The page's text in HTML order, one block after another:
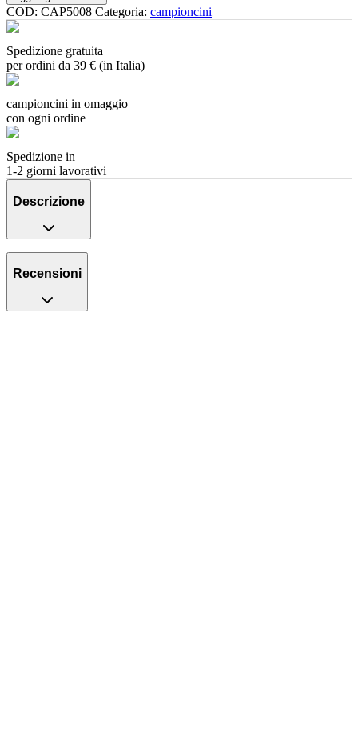
COD: CAP5008 Categoria: campioncini
Spedizione gratuita
per ordini da 39 € (in Italia)
campioncini in omaggio
con ogni ordine
Spedizione in
1-2 giorni lavorativi
Descrizione
Recensioni